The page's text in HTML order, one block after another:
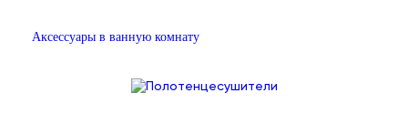
Аксессуары в ванную комнату